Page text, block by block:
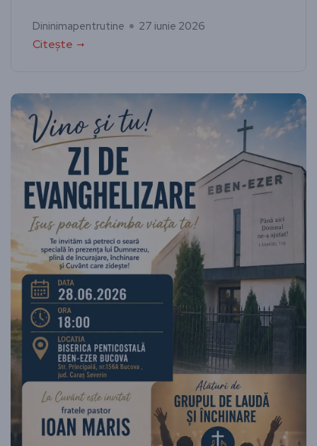
Dininimapentrutine 27 iunie 2026
Citește